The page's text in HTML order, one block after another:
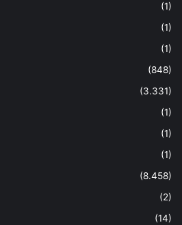
(1)
(1)
(1)
(848)
(3.331)
(1)
(1)
(1)
(8.458)
(2)
(14)